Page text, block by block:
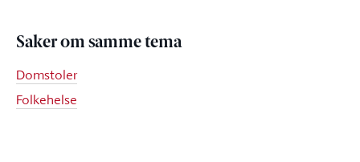
Saker om samme tema
Domstoler
Folkehelse